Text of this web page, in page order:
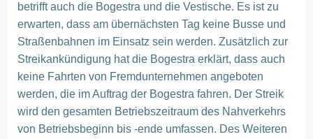
betrifft auch die Bogestra und die Vestische. Es ist zu
erwarten, dass am übernächsten Tag keine Busse und
Straßenbahnen im Einsatz sein werden. Zusätzlich zur
Streikankündigung hat die Bogestra erklärt, dass auch
keine Fahrten von Fremdunternehmen angeboten
werden, die im Auftrag der Bogestra fahren. Der Streik
wird den gesamten Betriebszeitraum des Nahverkehrs
von Betriebsbeginn bis -ende umfassen. Des Weiteren